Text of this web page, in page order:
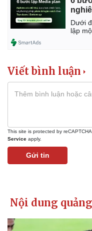
Dưới
lập
Viết bình luận
This site is protected by
Service apply.
Gửi tin